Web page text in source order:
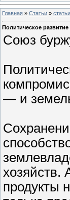
Главная » Статьи » статьи
Политическое
Союз
— и
хозяйств.
продукты